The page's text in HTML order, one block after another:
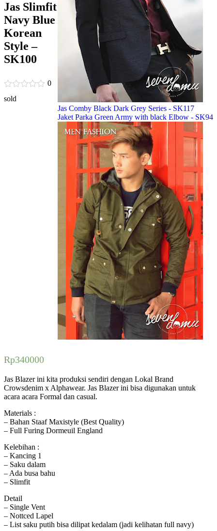
Jas Comby Black Dark Grey Series - SK117
Jaket Parka Green Army with black Elbow - SK94
Jas Slimfit
Navy Blue
Korean
Style –
SK100
0
sold
Rp340000
Jas Blazer ini kita produksi sendiri dengan Lokal Brand
Crowsdenim x Alphawear. Jas Blazer ini bisa digunakan untuk
acara acara Formal dan casual.
Materials :
– Bahan Staaf Maxistyle (Best Quality)
– Full Furing Dormeuil England
Kelebihan :
– Kancing 1
– Saku dalam
– Ada busa bahu
– Slimfit
Detail
– Single Vent
– Nottced Lapel
– List saku putih bisa dilipat kedalam (jadi kelihatan full navy)